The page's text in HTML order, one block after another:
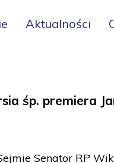
śp. premiera
Senator RP
Aktualności